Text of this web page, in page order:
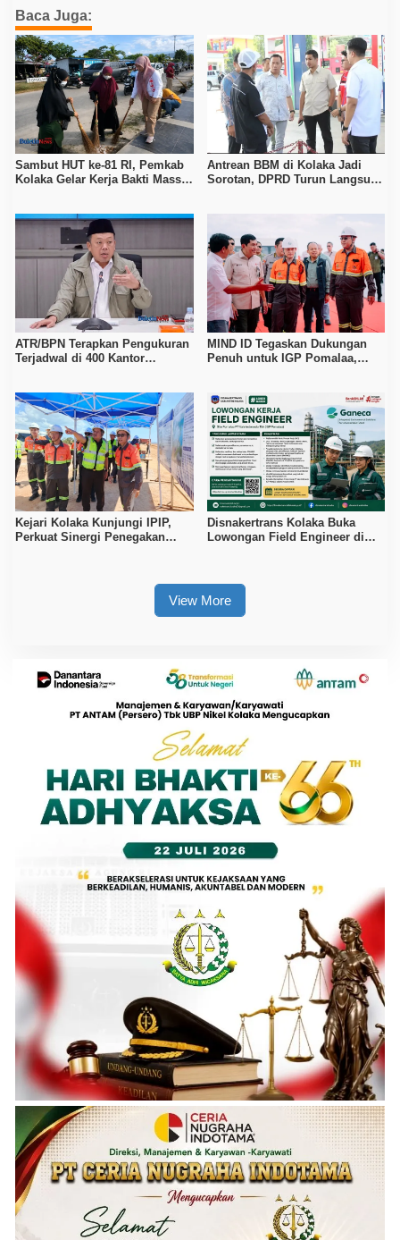
Baca Juga:
Sambut HUT ke-81 RI, Pemkab
Kolaka Gelar Kerja Bakti Massal
Antrean BBM di Kolaka Jadi
Sorotan, DPRD Turun Langsung
ATR/BPN Terapkan Pengukuran
Terjadwal di 400 Kantor
MIND ID Tegaskan Dukungan
Penuh untuk IGP Pomalaa,
Kejari Kolaka Kunjungi IPIP,
Perkuat Sinergi Penegakan
Disnakertrans Kolaka Buka
Lowongan Field Engineer di
View More